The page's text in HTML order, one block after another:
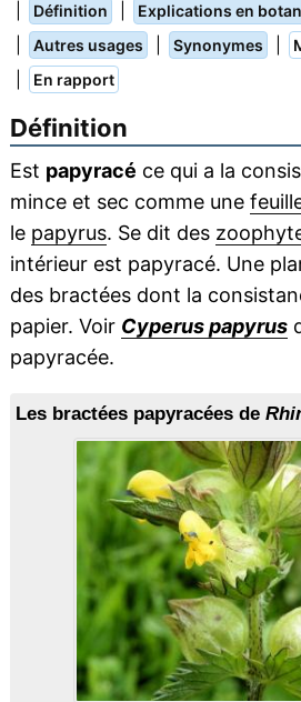
Définition Explications en
Autres usages Synonymes
En rapport
Définition
Est papyracé ce qui a la
mince et sec comme une
le papyrus. Se dit des
intérieur est papyracé. Une
des bractées dont la
papier. Voir Cyperus papyrus
papyracée.
Les bractées papyracées de